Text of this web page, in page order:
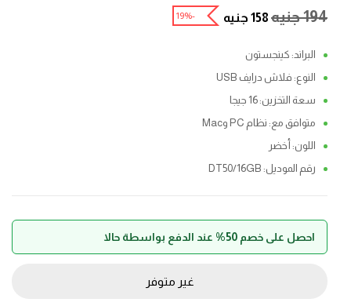
194جنيه 158 جنيه -19%
البراند: كينجستون
النوع: فلاش درايف USB
سعة التخزين: 16 جيجا
متوافق مع: نظام PC وMac
اللون: أخضر
رقم الموديل: DT50/16GB
احصل على خصم 50% عند الدفع بواسطة حالا
غير متوفر